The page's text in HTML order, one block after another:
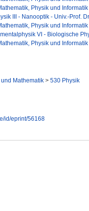
Physik und Informatik
III - Nanooptik - Univ.-Prof.
Physik und Informatik
VI - Biologische
Physik und Informatik
Mathematik > 530 Physik
id/eprint/56168